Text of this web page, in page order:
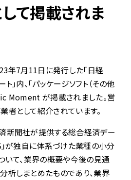
て掲載されま
年7月11日に発行した「日経
」内、「パッケージソフト（その他
Moment が掲載されました。営
者として紹介されています。
新聞社が提供する総合経済デー
が独自に体系づけた業種の小分
いて、業界の概要や今後の見通
析しまとめたものであり、業界